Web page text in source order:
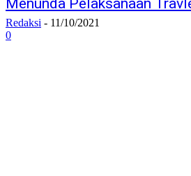
Menunda Pelaksanaan
Redaksi - 11/10/2021
0